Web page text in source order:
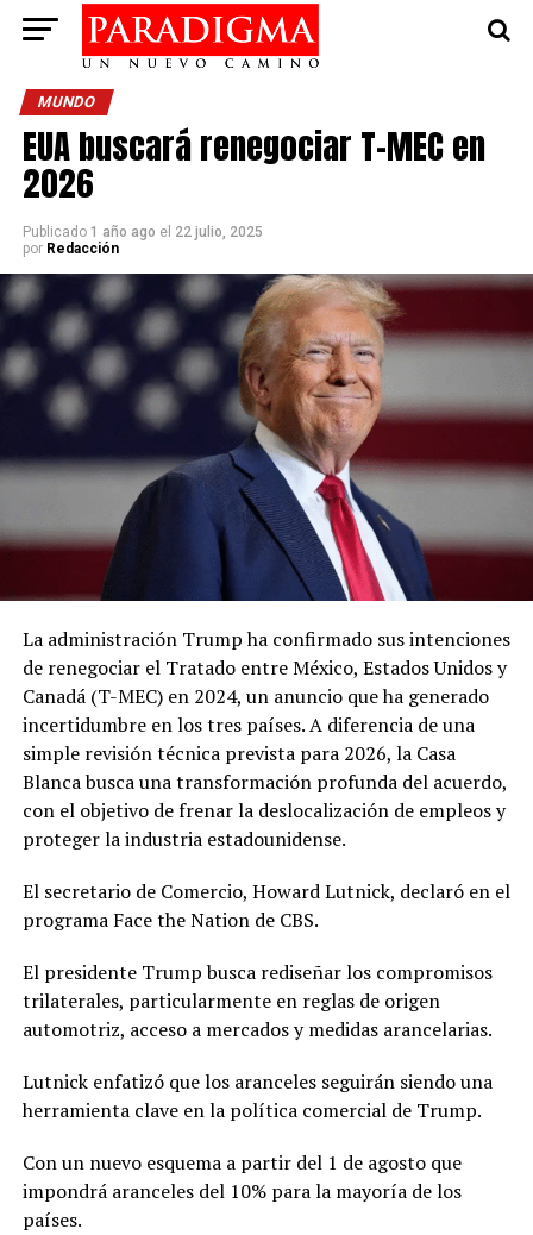
MUNDO
EUA buscará renegociar T-MEC en
2026
Publicado 1 año ago el 22 julio, 2025
por Redacción
La administración Trump ha confirmado sus intenciones
de renegociar el Tratado entre México, Estados Unidos y
Canadá (T-MEC) en 2024, un anuncio que ha generado
incertidumbre en los tres países. A diferencia de una
simple revisión técnica prevista para 2026, la Casa
Blanca busca una transformación profunda del acuerdo,
con el objetivo de frenar la deslocalización de empleos y
proteger la industria estadounidense.
El secretario de Comercio, Howard Lutnick, declaró en el
programa Face the Nation de CBS.
El presidente Trump busca rediseñar los compromisos
trilaterales, particularmente en reglas de origen
automotriz, acceso a mercados y medidas arancelarias.
Lutnick enfatizó que los aranceles seguirán siendo una
herramienta clave en la política comercial de Trump.
Con un nuevo esquema a partir del 1 de agosto que
impondrá aranceles del 10% para la mayoría de los
países.